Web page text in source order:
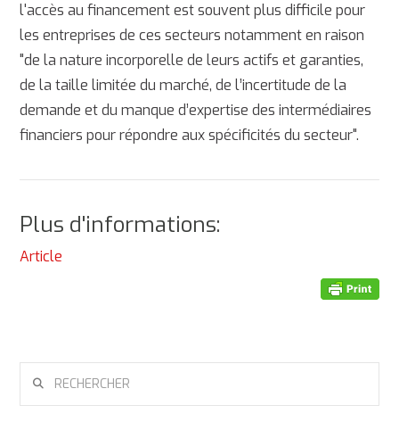
l'accès au financement est souvent plus difficile pour
les entreprises de ces secteurs notamment en raison
"de la nature incorporelle de leurs actifs et garanties,
de la taille limitée du marché, de l’incertitude de la
demande et du manque d’expertise des intermédiaires
financiers pour répondre aux spécificités du secteur".
Plus d'informations:
Article